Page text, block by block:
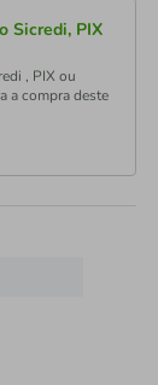
Sicredi, PIX
, PIX ou
a compra deste